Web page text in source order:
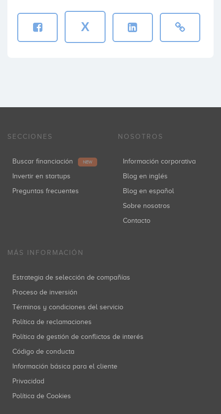
X
SECCIONES
Buscar financiación NEW
Invertir en startups
Preguntas frecuentes
NOSOTROS
Información corporativa
Blog en inglés
Blog en español
Sobre nosotros
Contacto
MÁS INFORMACIÓN
Estrategia de selección de compañías
Proceso de inversión
Términos y condiciones del servicio
Política de reclamaciones
Política de gestión de conflictos de interés
Código de conducta
Información básica para el cliente
Privacidad
Política de Cookies